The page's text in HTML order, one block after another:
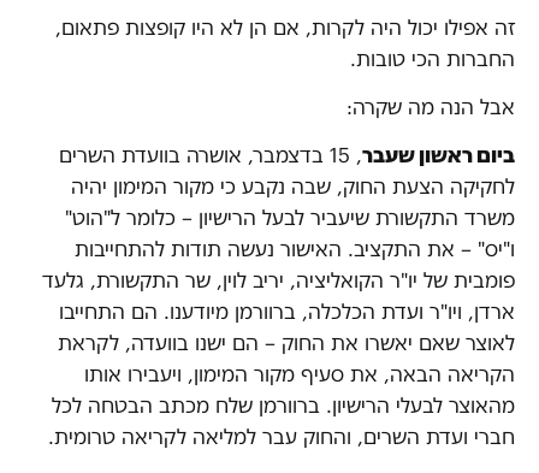
זה אפילו יכול היה לקרות, אם הן לא היו קופצות פתאום,
החברות הכי טובות.
אבל הנה מה שקרה:
ביום ראשון שעבר
, 15 בדצמבר, אושרה בוועדת השרים
לחקיקה הצעת החוק, שבה נקבע כי מקור המימון יהיה
משרד התקשורת שיעביר לבעל הרישיון – כלומר ל"הוט"
ו"יס" – את התקציב. האישור נעשה תודות להתחייבות
פומבית של יו"ר הקואליציה, יריב לוין, שר התקשורת, גלעד
ארדן, ויו"ר ועדת הכלכלה, ברוורמן מיודענו. הם התחייבו
לאוצר שאם יאשרו את החוק – הם ישנו בוועדה, לקראת
הקריאה הבאה, את סעיף מקור המימון, ויעבירו אותו
מהאוצר לבעלי הרישיון. ברוורמן שלח מכתב הבטחה לכל
חברי ועדת השרים, והחוק עבר למליאה לקריאה טרומית.